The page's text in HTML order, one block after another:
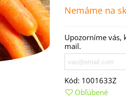
Nemáme na
Upozorníme vás,
mail.
Kód: 1001633Z
Obľúbené